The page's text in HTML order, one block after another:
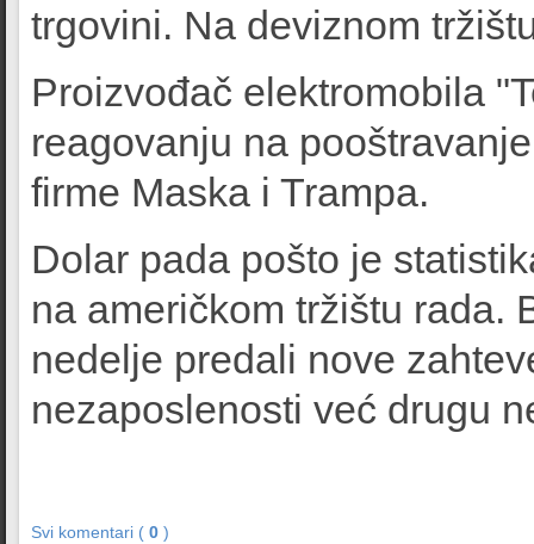
trgovini. Na deviznom
Proizvođač elektromobila
reagovanju na
firme Maska i Trampa.
Dolar pada pošto je
na američkom tržištu rada.
nedelje predali nove
nezaposlenosti već drugu
Svi komentari ( 0 )